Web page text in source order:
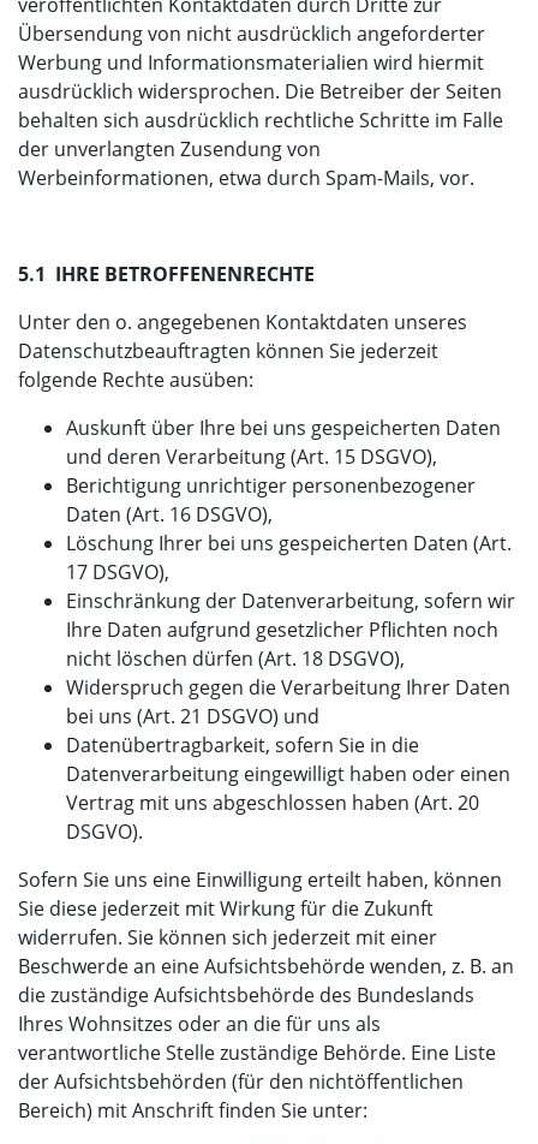
Übersendung von nicht ausdrücklich angeforderter
Werbung und Informationsmaterialien wird hiermit
ausdrücklich widersprochen. Die Betreiber der Seiten
behalten sich ausdrücklich rechtliche Schritte im Falle
der unverlangten Zusendung von
Werbeinformationen, etwa durch Spam-Mails, vor.
5.1 IHRE BETROFFENENRECHTE
Unter den o. angegebenen Kontaktdaten unseres
Datenschutzbeauftragten können Sie jederzeit
folgende Rechte ausüben:
Auskunft über Ihre bei uns gespeicherten Daten
und deren Verarbeitung (Art. 15 DSGVO),
Berichtigung unrichtiger personenbezogener
Daten (Art. 16 DSGVO),
Löschung Ihrer bei uns gespeicherten Daten (Art.
17 DSGVO),
Einschränkung der Datenverarbeitung, sofern wir
Ihre Daten aufgrund gesetzlicher Pflichten noch
nicht löschen dürfen (Art. 18 DSGVO),
Widerspruch gegen die Verarbeitung Ihrer Daten
bei uns (Art. 21 DSGVO) und
Datenübertragbarkeit, sofern Sie in die
Datenverarbeitung eingewilligt haben oder einen
Vertrag mit uns abgeschlossen haben (Art. 20
DSGVO).
Sofern Sie uns eine Einwilligung erteilt haben, können
Sie diese jederzeit mit Wirkung für die Zukunft
widerrufen. Sie können sich jederzeit mit einer
Beschwerde an eine Aufsichtsbehörde wenden, z. B. an
die zuständige Aufsichtsbehörde des Bundeslands
Ihres Wohnsitzes oder an die für uns als
verantwortliche Stelle zuständige Behörde. Eine Liste
der Aufsichtsbehörden (für den nichtöffentlichen
Bereich) mit Anschrift finden Sie unter: